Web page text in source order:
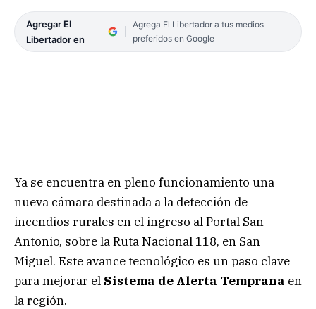
Agregar El
Libertador en
Agrega El Libertador a tus medios
preferidos en Google
Ya se encuentra en pleno funcionamiento una
nueva cámara destinada a la detección de
incendios rurales en el ingreso al Portal San
Antonio, sobre la Ruta Nacional 118, en San
Miguel. Este avance tecnológico es un paso clave
para mejorar el Sistema de Alerta Temprana en
la región.